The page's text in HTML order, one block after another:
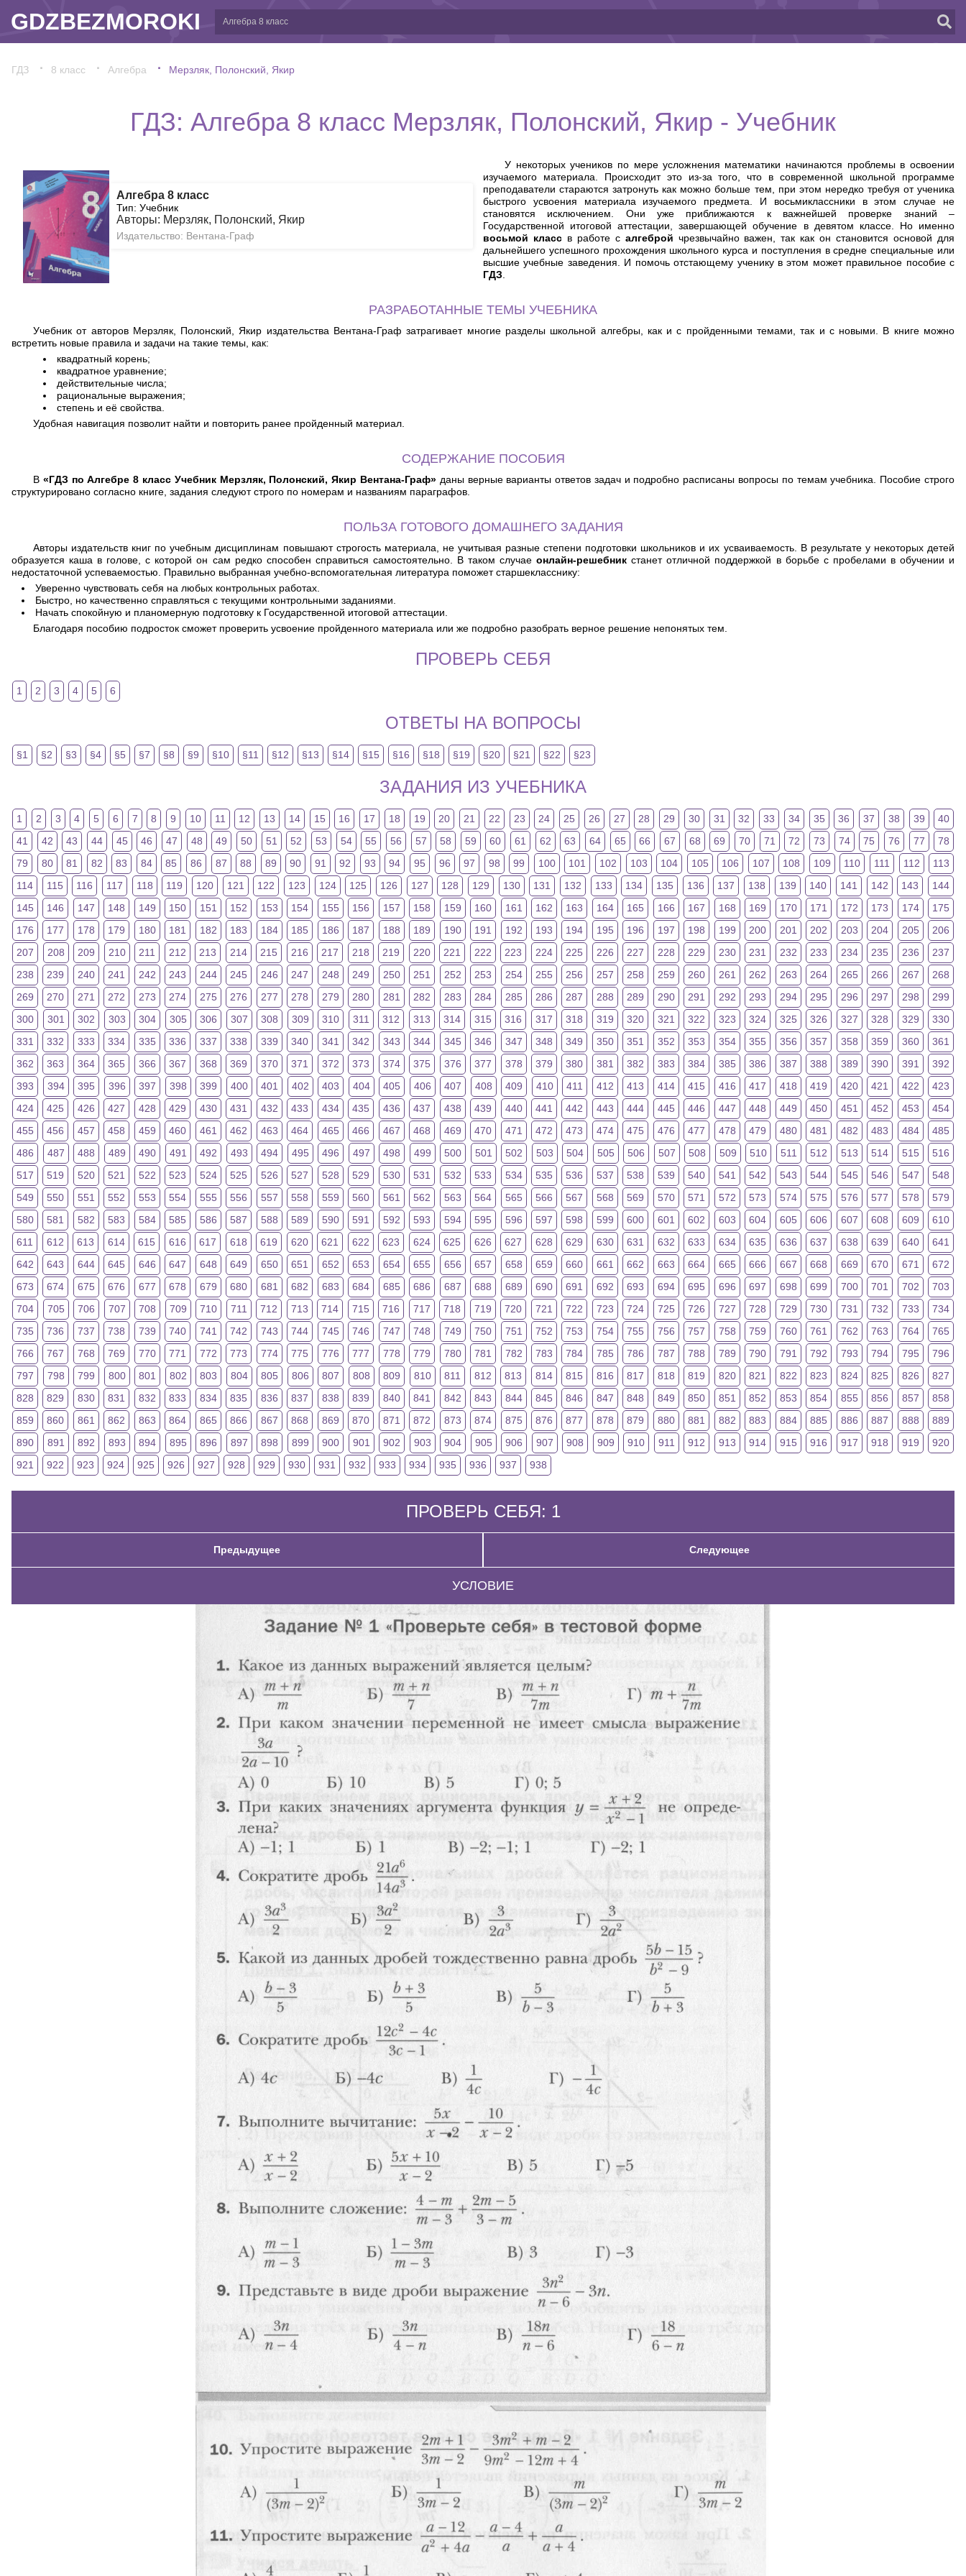
GDZBEZMOROKI
ГДЗ 8 класс Алгебра Мерзляк, Полонский, Якир
ГДЗ: Алгебра 8 класс Мерзляк, Полонский, Якир - Учебник
Алгебра 8 класс
Тип: Учебник
Авторы: Мерзляк, Полонский, Якир
Издательство: Вентана-Граф
У некоторых учеников по мере усложнения математики начинаются проблемы в освоении
изучаемого материала. Происходит это из-за того, что в современной школьной программе
преподаватели стараются затронуть как можно больше тем, при этом нередко требуя от ученика
быстрого усвоения материала изучаемого предмета. И восьмиклассники в этом случае не
становятся исключением. Они уже приближаются к важнейшей проверке знаний –
Государственной итоговой аттестации, завершающей обучение в девятом классе. Но именно
восьмой классв работе с алгеброй чрезвычайно важен, так как он становится основой для
дальнейшего успешного прохождения школьного курса и поступления в средне специальные или
высшие учебные заведения. И помочь отстающему ученику в этом может правильное пособие с
ГДЗ
РАЗРАБОТАННЫЕ ТЕМЫ УЧЕБНИКА
Учебник от авторов Мерзляк, Полонский, Якир издательства Вентана-Граф затрагивает многие разделы школьной алгебры, как и с пройденными темами, так и с новыми. В книге можно
встретить новые правила и задачи на такие темы, как:
квадратный корень;
квадратное уравнение;
действительные числа;
рациональные выражения;
степень и её свойства.
Удобная навигация позволит найти и повторить ранее пройденный материал.
СОДЕРЖАНИЕ ПОСОБИЯ
В «ГДЗ по Алгебре 8 класс Учебник Мерзляк, Полонский, Якир Вентана-Граф»даны верные варианты ответов задач и подробно расписаны вопросы по темам учебника. Пособие строго
структурировано согласно книге, задания следуют строго по номерам и названиям параграфов.
ПОЛЬЗА ГОТОВОГО ДОМАШНЕГО ЗАДАНИЯ
Авторы издательств книг по учебным дисциплинам повышают строгость материала, не учитывая разные степени подготовки школьников и их усваиваемость. В результате у некоторых детей
образуется каша в голове, с которой он сам редко способен справиться самостоятельно. В таком случаеонлайн-решебник станет отличной поддержкой в борьбе с пробелами в обучении и
недостаточной успеваемостью. Правильно выбранная учебно-вспомогательная литература поможет старшекласснику:
Уверенно чувствовать себя на любых контрольных работах.
Быстро, но качественно справляться с текущими контрольными заданиями.
Начать спокойную и планомерную подготовку к Государственной итоговой аттестации.
Благодаря пособию подросток сможет проверить усвоение пройденного материала или же подробно разобрать верное решение непонятых тем.
ПРОВЕРЬ СЕБЯ
1 2 3 4 5 6
ОТВЕТЫ НА ВОПРОСЫ
§1 §2 §3 §4 §5 §7 §8 §9 §10 §11 §12 §13 §14 §15 §16 §18 §19 §20 §21 §22 §23
ЗАДАНИЯ ИЗ УЧЕБНИКА
1 2 3 4 5 6 7 8 9 10 11 12 13 14 15 16 17 18 19 20 21 22 23 24 25 26 27 28 29 30 31 32 33 34 35 36 37 38 39
40
41
42 43 44 45 46 47 48 49 50 51 52 53 54 55 56 57 58 59 60 61 62 63 64 65 66 67 68 69 70 71 72 73 74 75 76 77
78
79
80 81 82 83 84 85 86 87 88 89 90 91 92 93 94 95 96 97 98 99 100 101 102 103 104 105 106 107 108 109 110 111 112
113
114
115 116 117 118 119 120 121 122 123 124 125 126 127 128 129 130 131 132 133 134 135 136 137 138 139 140 141 142 143
144
145
146 147 148 149 150 151 152 153 154 155 156 157 158 159 160 161 162 163 164 165 166 167 168 169 170 171 172 173 174
175
176
177 178 179 180 181 182 183 184 185 186 187 188 189 190 191 192 193 194 195 196 197 198 199 200 201 202 203 204 205
206
207
208 209 210 211 212 213 214 215 216 217 218 219 220 221 222 223 224 225 226 227 228 229 230 231 232 233 234 235 236
237
238
239 240 241 242 243 244 245 246 247 248 249 250 251 252 253 254 255 256 257 258 259 260 261 262 263 264 265 266 267
268
269
270 271 272 273 274 275 276 277 278 279 280 281 282 283 284 285 286 287 288 289 290 291 292 293 294 295 296 297 298
299
300
301 302 303 304 305 306 307 308 309 310 311 312 313 314 315 316 317 318 319 320 321 322 323 324 325 326 327 328 329
330
331
332 333 334 335 336 337 338 339 340 341 342 343 344 345 346 347 348 349 350 351 352 353 354 355 356 357 358 359 360
361
362
363 364 365 366 367 368 369 370 371 372 373 374 375 376 377 378 379 380 381 382 383 384 385 386 387 388 389 390 391
392
393
394 395 396 397 398 399 400 401 402 403 404 405 406 407 408 409 410 411 412 413 414 415 416 417 418 419 420 421 422
423
424
425 426 427 428 429 430 431 432 433 434 435 436 437 438 439 440 441 442 443 444 445 446 447 448 449 450 451 452 453
454
455
456 457 458 459 460 461 462 463 464 465 466 467 468 469 470 471 472 473 474 475 476 477 478 479 480 481 482 483 484
485
486
487 488 489 490 491 492 493 494 495 496 497 498 499 500 501 502 503 504 505 506 507 508 509 510 511 512 513 514 515
516
517
519 520 521 522 523 524 525 526 527 528 529 530 531 532 533 534 535 536 537 538 539 540 541 542 543 544 545 546 547
548
549
550 551 552 553 554 555 556 557 558 559 560 561 562 563 564 565 566 567 568 569 570 571 572 573 574 575 576 577 578
579
580
581 582 583 584 585 586 587 588 589 590 591 592 593 594 595 596 597 598 599 600 601 602 603 604 605 606 607 608 609
610
611
612 613 614 615 616 617 618 619 620 621 622 623 624 625 626 627 628 629 630 631 632 633 634 635 636 637 638 639 640
641
642
643 644 645 646 647 648 649 650 651 652 653 654 655 656 657 658 659 660 661 662 663 664 665 666 667 668 669 670 671
672
673
674 675 676 677 678 679 680 681 682 683 684 685 686 687 688 689 690 691 692 693 694 695 696 697 698 699 700 701 702
703
704
705 706 707 708 709 710 711 712 713 714 715 716 717 718 719 720 721 722 723 724 725 726 727 728 729 730 731 732 733
734
735
736 737 738 739 740 741 742 743 744 745 746 747 748 749 750 751 752 753 754 755 756 757 758 759 760 761 762 763 764
765
766
767 768 769 770 771 772 773 774 775 776 777 778 779 780 781 782 783 784 785 786 787 788 789 790 791 792 793 794 795
796
797
798 799 800 801 802 803 804 805 806 807 808 809 810 811 812 813 814 815 816 817 818 819 820 821 822 823 824 825 826
827
828
829 830 831 832 833 834 835 836 837 838 839 840 841 842 843 844 845 846 847 848 849 850 851 852 853 854 855 856 857
858
859
860 861 862 863 864 865 866 867 868 869 870 871 872 873 874 875 876 877 878 879 880 881 882 883 884 885 886 887 888
889
890
891 892 893 894 895 896 897 898 899 900 901 902 903 904 905 906 907 908 909 910 911 912 913 914 915 916 917 918 919
920
921
922 923 924 925 926 927 928 929 930 931 932 933 934 935 936 937 938
ПРОВЕРЬ СЕБЯ: 1
Предыдущее Следующее
УСЛОВИЕ